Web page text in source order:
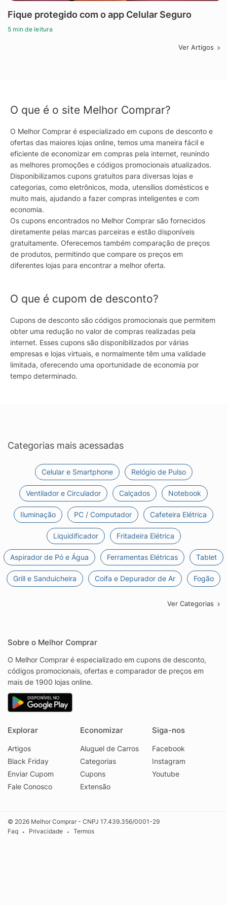
Fique protegido com o app Celular Seguro
5 min de leitura
Ver Artigos
O que é o site Melhor Comprar?
O Melhor Comprar é especializado em cupons de desconto e
ofertas das maiores lojas online, temos uma maneira fácil e
eficiente de economizar em compras pela internet, reunindo
as melhores promoções e códigos promocionais atualizados.
Disponibilizamos cupons gratuitos para diversas lojas e
categorias, como eletrônicos, moda, utensílios domésticos e
muito mais, ajudando a fazer compras inteligentes e com
economia.
Os cupons encontrados no Melhor Comprar são fornecidos
diretamente pelas marcas parceiras e estão disponíveis
gratuitamente. Oferecemos também comparação de preços
de produtos, permitindo que compare os preços em
diferentes lojas para encontrar a melhor oferta.
O que é cupom de desconto?
Cupons de desconto são códigos promocionais que permitem
obter uma redução no valor de compras realizadas pela
internet. Esses cupons são disponibilizados por várias
empresas e lojas virtuais, e normalmente têm uma validade
limitada, oferecendo uma oportunidade de economia por
tempo determinado.
Categorias mais acessadas
Celular e Smartphone Relógio de Pulso
Ventilador e Circulador Calçados Notebook
Iluminação PC / Computador Cafeteira Elétrica
Liquidificador Fritadeira Elétrica
Aspirador de Pó e Água Ferramentas Elétricas Tablet
Grill e Sanduicheira Coifa e Depurador de Ar Fogão
Ver Categorias
Sobre o Melhor Comprar
O Melhor Comprar é especializado em cupons de desconto,
códigos promocionais, ofertas e comparador de preços em
mais de 1900 lojas online.
Explorar
Artigos
Black Friday
Enviar Cupom
Fale Conosco
Economizar
Aluguel de Carros
Categorias
Cupons
Extensão
Siga-nos
Facebook
Instagram
Youtube
© 2026 Melhor Comprar - CNPJ 17.439.356/0001-29
Faq
• Privacidade • Termos